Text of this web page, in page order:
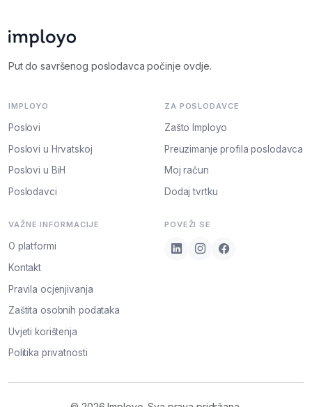
Put do savršenog poslodavca počinje ovdje.
IMPLOYO
Poslovi
Poslovi u Hrvatskoj
Poslovi u BiH
Poslodavci
ZA POSLODAVCE
Zašto Imployo
Preuzimanje profila poslodavca
Moj račun
Dodaj tvrtku
VAŽNE INFORMACIJE
O platformi
Kontakt
Pravila ocjenjivanja
Zaštita osobnih podataka
Uvjeti korištenja
Politika privatnosti
POVEŽI SE